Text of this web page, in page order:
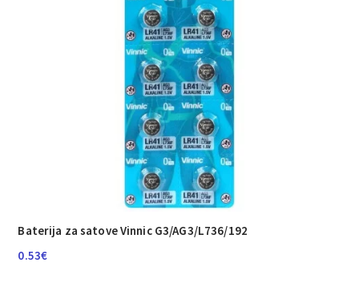
Baterija za satove Vinnic G3/AG3/L736/192
0.53€